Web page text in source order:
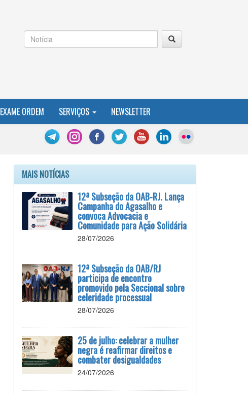
EXAME ORDEM SERVIÇOS NEWSLETTER
MAIS NOTÍCIAS
12ª Subseção da OAB-RJ. Lança
Campanha do Agasalho e
convoca Advocacia e
Comunidade para Ação Solidária
28/07/2026
12ª Subseção da OAB/RJ
participa de encontro
promovido pela Seccional sobre
celeridade processual
28/07/2026
25 de julho: celebrar a mulher
negra é reafirmar direitos e
combater desigualdades
24/07/2026